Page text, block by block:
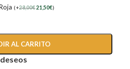
(+28,00€21,50€)
AL CARRITO